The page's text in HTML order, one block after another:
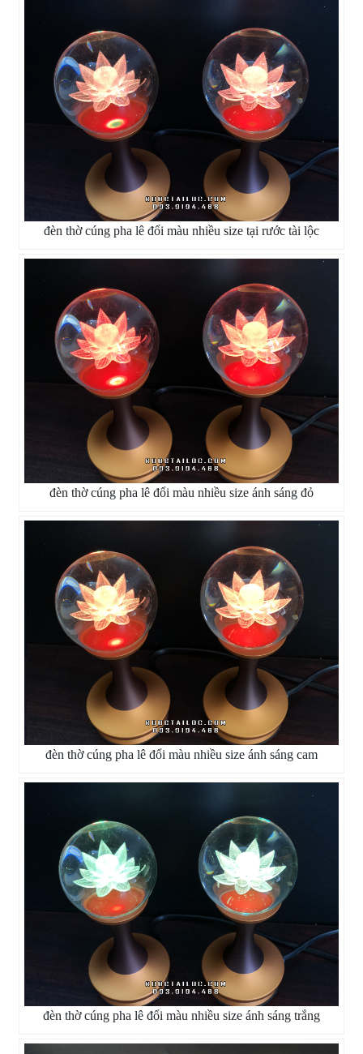
đèn thờ cúng pha lê đổi màu nhiều size tại rước tài lộc
đèn thờ cúng pha lê đổi màu nhiều size ánh sáng đỏ
đèn thờ cúng pha lê đổi màu nhiều size ánh sáng cam
đèn thờ cúng pha lê đổi màu nhiều size ánh sáng trắng